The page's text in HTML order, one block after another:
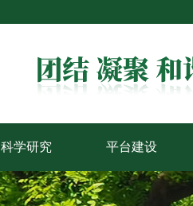
科学研究 平台建设